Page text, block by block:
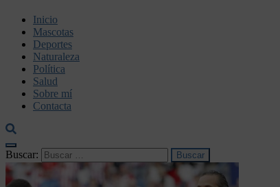
dnaservic.es
Inicio
Mascotas
Deportes
Naturaleza
Política
Salud
Sobre mí
Contacta
Buscar: